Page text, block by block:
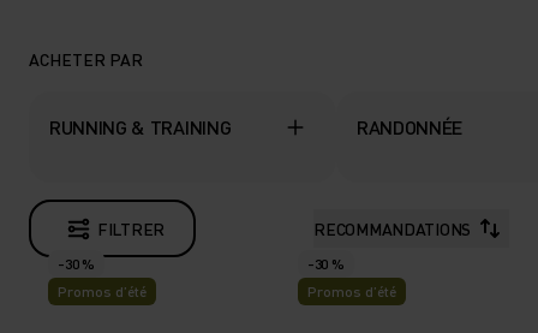
ACHETER PAR
RUNNING & TRAINING RANDONNÉE
FILTRER RECOMMANDATIONS
-30 %
Promos d’été
-30 %
Promos d’été